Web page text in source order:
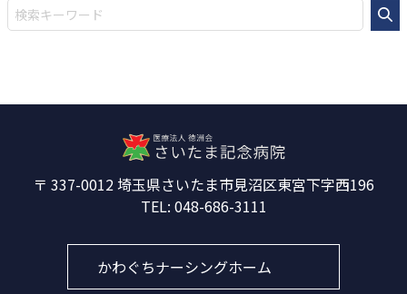
337-0012埼玉県さいたま市見沼区東宮下字西196
048-686-3111
かわぐちナーシングホーム